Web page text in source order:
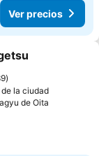
Ver precios
la ciudad
de Oita